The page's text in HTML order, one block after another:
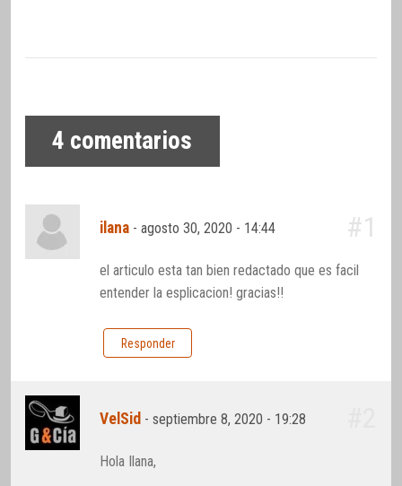
4 comentarios
ilana -agosto 30, 2020 - 14:44 #1
el articulo esta tan bien redactado que es facil
entender la esplicacion! gracias!!
Responder
VelSid -septiembre 8, 2020 - 19:28
Hola Ilana,